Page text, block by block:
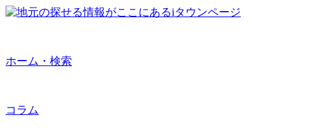
ホーム・検索
コラム